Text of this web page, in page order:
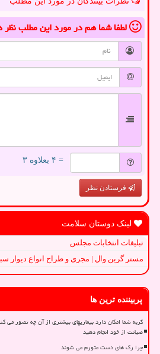
لطفا شما همدر مورد این مطلب
= ۴ بعلاوه ۳
فرستادن نظر
لینک دوستان سلامت
تبلیغات انتخابات مجلس
مستر گرین وال | مجری و طراح انواع دیوار
پربیننده ترین ها
گربه شما امکان دارد بیماریهای بیشتری از آن چه تصور می
صیانت از خود انجام دهید
چرا رگ های دست متورم می شوند